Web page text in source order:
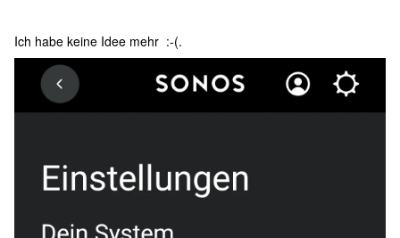
Ich habe keine Idee mehr :-(.